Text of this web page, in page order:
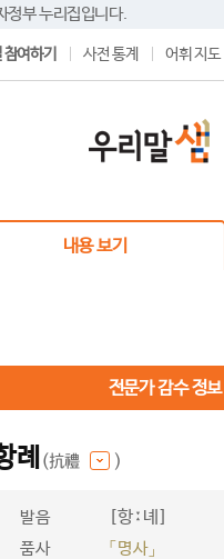
정부 누리집입니다.
참여하기 사전 통계 어휘 지도
내용 보기
전문가 감수 정보
례 (抗禮 )
발음 [항ː녜]
품사 「명사」